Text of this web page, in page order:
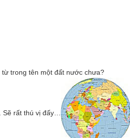
trong tên một đất nước chưa?
rất thú vị đấy…